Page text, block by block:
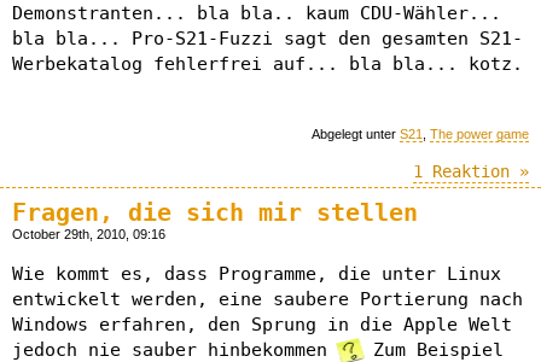
Demonstranten... bla bla.. kaum CDU-Wähler...
bla bla... Pro-S21-Fuzzi sagt den gesamten S21-
Werbekatalog fehlerfrei auf... bla bla... kotz.
Abgelegt unter S21 The power game
1 Reaktion »
Fragen, die sich mir stellen
October 29th, 2010, 09:16
Wie kommt es, dass Programme, die unter Linux
entwickelt werden, eine saubere Portierung nach
Windows erfahren, den Sprung in die Apple Welt
jedoch nie sauber hinbekommen
Zum Beispiel